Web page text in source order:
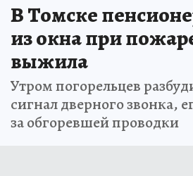
В Томске
из окна при
выжила
Утром погорельцев
сигнал дверного звонка,
за обгоревшей проводки